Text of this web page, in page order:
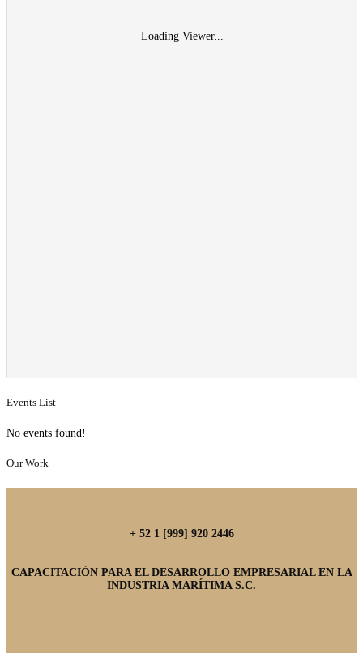
Loading Viewer...
Events List
No events found!
Our Work
+ 52 1 [999] 920 2446
CAPACITACIÓN PARA EL DESARROLLO EMPRESARIAL EN LA
INDUSTRIA MARÍTIMA S.C.